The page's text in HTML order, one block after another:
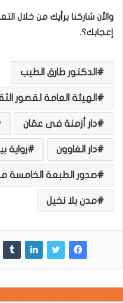
والأن شاركنا برأيك من خلال
إعجابك؟.
الدكتور طارق الطيب
الهيئة العامة لقصور
دار أزمنة فى عمّان
دار الغاوون رواية
صدور الطبعة الخامسة
مدن بلا نخيل